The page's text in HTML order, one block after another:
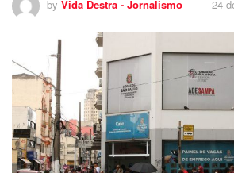
by Vida Destra - Jornalismo 24